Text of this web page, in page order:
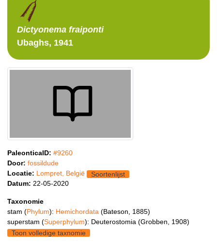
Dictyonema fraiponti
Ubaghs, 1941
PaleonticaID: #9260
Door: fossildude
Locatie: Lompret, België
Soortenlijst
Datum: 22-05-2020
Taxonomie
stam (Phylum): Hemichordata (Bateson, 1885)
superstam (Superphylum): Deuterostomia (Grobben, 1908)
Toon volledige taxnomie